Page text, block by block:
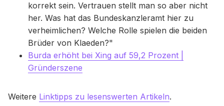
korrekt sein. Vertrauen stellt man so aber nicht
her. Was hat das Bundeskanzleramt hier zu
verheimlichen? Welche Rolle spielen die beiden
Brüder von Klaeden?"
Burda erhöht bei Xing auf 59,2 Prozent |
Gründerszene
Weitere Linktipps zu lesenswerten Artikeln.